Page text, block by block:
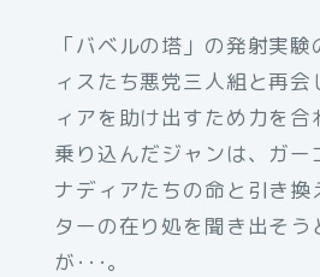
「バベルの塔」の発射実
ィスたち悪党三人組と再
ィアを助け出すため力を
乗り込んだジャンは、ガー
ナディアたちの命と引き換
ターの在り処を聞き出そ
が･･･。